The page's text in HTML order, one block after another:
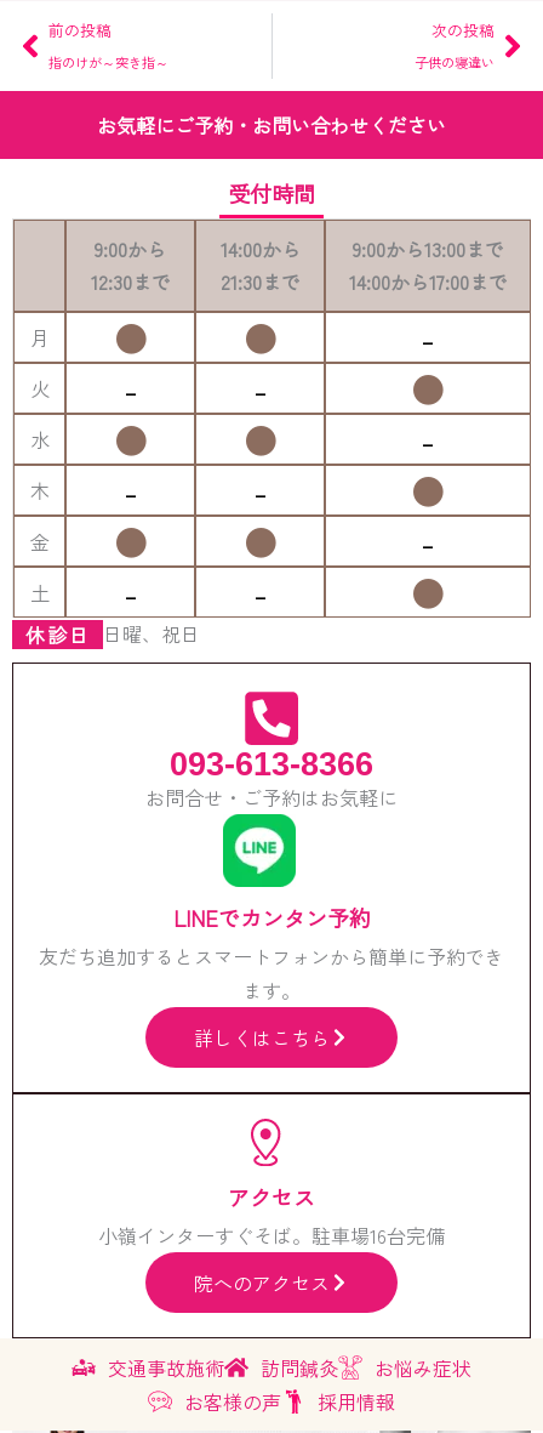
Prev
前の投稿
指のけが～突き指～
次の投稿
子供の寝違い
お気軽にご予約・お問い合わせください
受付時間
9:00から
12:30まで
14:00から
21:30まで
9:00から13:00まで
14:00から17:00まで
月
● ● -
火 - - ●
水 ● ● -
木 - - ●
金 ● ● -
土 - - ●
休診日 日曜、祝日
093-613-8366
お問合せ・ご予約はお気軽に
LINEでカンタン予約
友だち追加するとスマートフォンから簡単に予約でき
ます。
詳しくはこちら
アクセス
小嶺インターすぐそば。駐車場16台完備
院へのアクセス
交通事故施術 訪問鍼灸
お悩み症状
お客様の声
採用情報